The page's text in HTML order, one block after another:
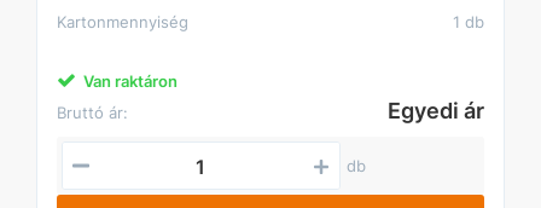
Kartonmennyiség
1 db
Van raktáron
Bruttó ár:
Egyedi ár
db